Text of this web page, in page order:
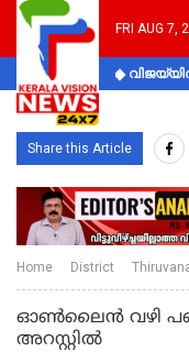
FRI AUG 7,
Share this Article
Home District
ഓണ്‍ലൈന്‍ വഴി
അറസ്റ്റില്‍